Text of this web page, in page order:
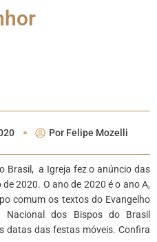
Por Felipe Mozelli
Brasil, a Igreja fez o anúncio das
2020. O ano de 2020 é o ano A,
comum os textos do Evangelho
Nacional dos Bispos do Brasil
datas das festas móveis. Confira